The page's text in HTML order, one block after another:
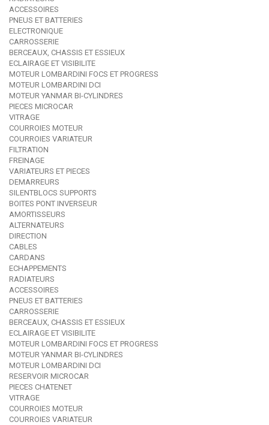
ACCESSOIRES
PNEUS ET BATTERIES
ELECTRONIQUE
CARROSSERIE
BERCEAUX, CHASSIS ET ESSIEUX
ECLAIRAGE ET VISIBILITE
MOTEUR LOMBARDINI FOCS ET PROGRESS
MOTEUR LOMBARDINI DCI
MOTEUR YANMAR BI-CYLINDRES
PIECES MICROCAR
VITRAGE
COURROIES MOTEUR
COURROIES VARIATEUR
FILTRATION
FREINAGE
VARIATEURS ET PIECES
DEMARREURS
SILENTBLOCS SUPPORTS
BOITES PONT INVERSEUR
AMORTISSEURS
ALTERNATEURS
DIRECTION
CABLES
CARDANS
ECHAPPEMENTS
RADIATEURS
ACCESSOIRES
PNEUS ET BATTERIES
CARROSSERIE
BERCEAUX, CHASSIS ET ESSIEUX
ECLAIRAGE ET VISIBILITE
MOTEUR LOMBARDINI FOCS ET PROGRESS
MOTEUR YANMAR BI-CYLINDRES
MOTEUR LOMBARDINI DCI
RESERVOIR MICROCAR
PIECES CHATENET
VITRAGE
COURROIES MOTEUR
COURROIES VARIATEUR